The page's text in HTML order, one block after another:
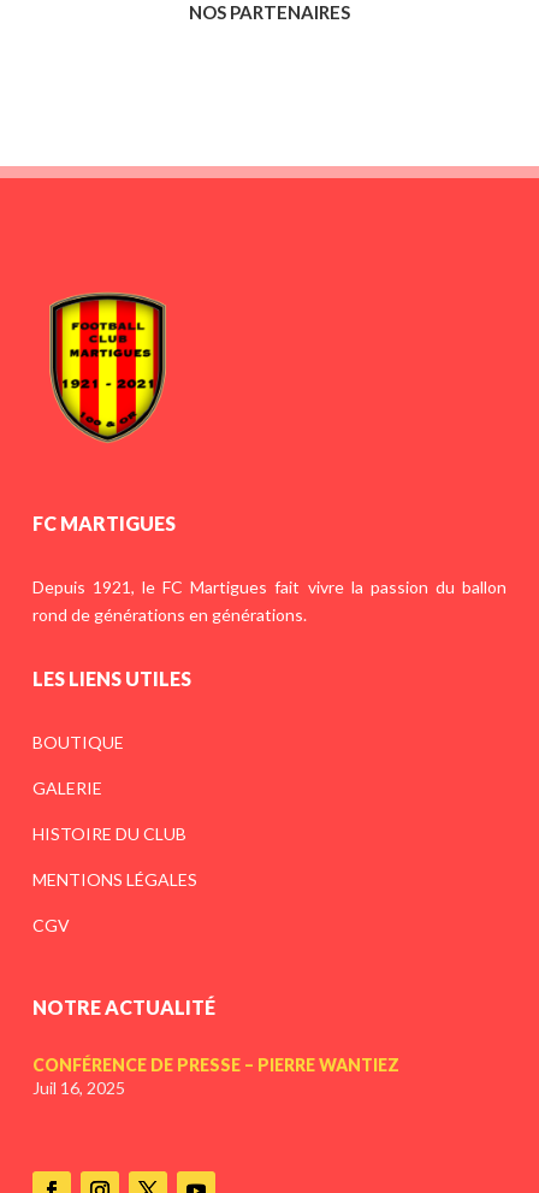
NOS PARTENAIRES
FC MARTIGUES
Depuis 1921, le FC Martigues fait vivre la passion du ballon
rond de générations en générations.
LES LIENS UTILES
BOUTIQUE
GALERIE
HISTOIRE DU CLUB
MENTIONS LÉGALES
CGV
NOTRE ACTUALITÉ
CONFÉRENCE DE PRESSE – PIERRE WANTIEZ
Juil 16, 2025